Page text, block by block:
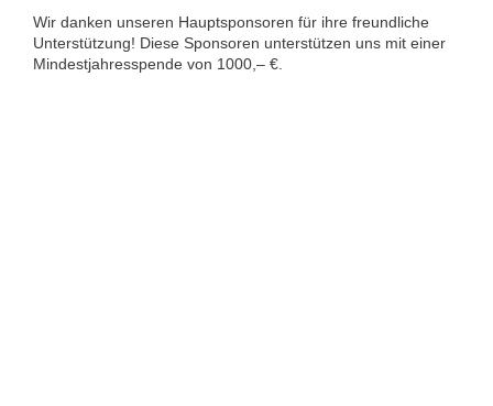
Wir danken unseren Hauptsponsoren für ihre freundliche
Unterstützung! Diese Sponsoren unterstützen uns mit einer
Mindestjahresspende von 1000,– €.